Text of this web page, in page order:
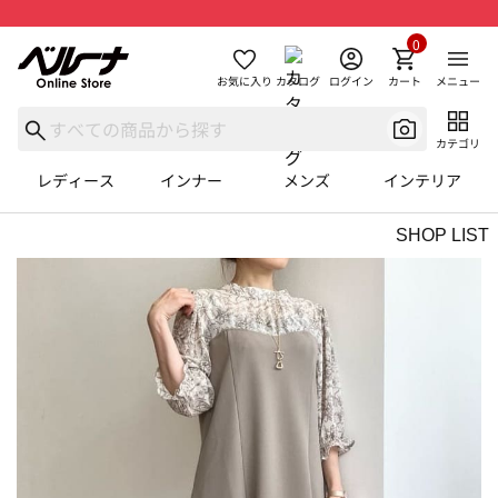
お気に入り カタログ ログイン カート
0
メニュー
カテゴリ
レディース インナー メンズ インテリア
SHOP LIST